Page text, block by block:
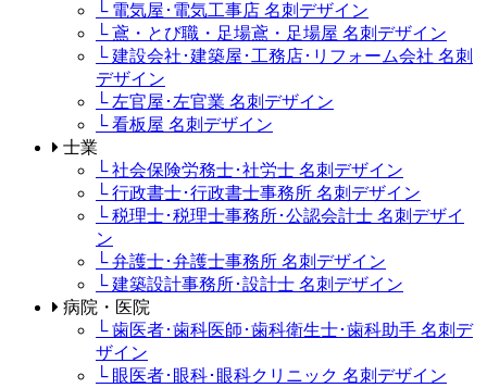
└ 電気屋･電気工事店 名刺デザイン
└ 鳶・とび職・足場鳶・足場屋 名刺デザイン
└ 建設会社･建築屋･工務店･リフォーム会社 名刺
デザイン
└ 左官屋･左官業 名刺デザイン
└ 看板屋 名刺デザイン
士業
└ 社会保険労務士･社労士 名刺デザイン
└ 行政書士･行政書士事務所 名刺デザイン
└ 税理士･税理士事務所･公認会計士 名刺デザイ
ン
└ 弁護士･弁護士事務所 名刺デザイン
└ 建築設計事務所･設計士 名刺デザイン
病院・医院
└ 歯医者･歯科医師･歯科衛生士･歯科助手 名刺デ
ザイン
└ 眼医者･眼科･眼科クリニック 名刺デザイン